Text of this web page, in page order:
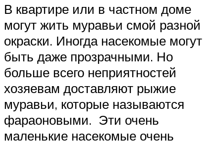
В квартире или в частном доме
могут жить муравьи смой разной
окраски. Иногда насекомые могут
быть даже прозрачными. Но
больше всего неприятностей
хозяевам доставляют рыжие
муравьи, которые называются
фараоновыми. Эти очень
маленькие насекомые очень